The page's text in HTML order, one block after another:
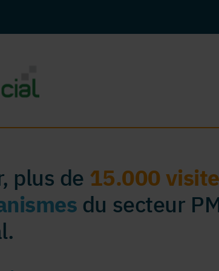
plus de 15.000
du secteur